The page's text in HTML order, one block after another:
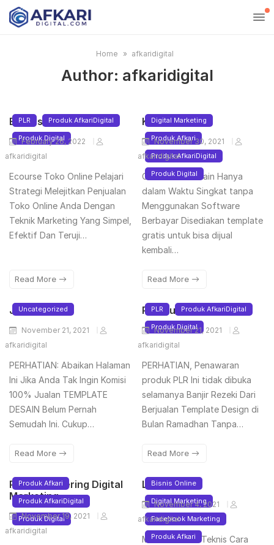
Home afkaridigital
Author: afkaridigital
PLR Produk AfkariDigital
Produk Digital
Ecourse Toko Online
February 26, 2022
afkaridigital
Ecourse Toko Online Pelajari
Strategi Melejitkan Penjualan
Toko Online Anda Dengan
Teknik Marketing Yang Simpel,
Efektif Dan Teruji…
Read More
Digital Marketing
Produk Afkari
Produk AfkariDigital
Produk Digital
Kelas Canva
November 30, 2021
afkaridigital
Cara Mahir Desain Hanya
dalam Waktu Singkat tanpa
Menggunakan Software
Berbayar Disediakan template
gratis untuk bisa dijual
kembali…
Read More
Uncategorized
Jual PPT
November 21, 2021
afkaridigital
PERHATIAN: Abaikan Halaman
Ini Jika Anda Tak Ingin Komisi
100% Jualan TEMPLATE
DESAIN Belum Pernah
Semudah Ini. Cukup…
Read More
PLR Produk AfkariDigital
Produk Digital
PLR Nuzula
November 21, 2021
afkaridigital
PERHATIAN, Penawaran
produk PLR Ini tidak dibuka
selamanya Banjir Rezeki Dari
Berjualan Template Design di
Bulan Ramadhan Tanpa…
Read More
Produk Afkari
Produk AfkariDigital
Produk Digital
Paket Mastering Digital
Marketing
November 19, 2021
afkaridigital
Bisnis Online
Digital Marketing
Facebook Marketing
Produk Afkari
Lead FB
November 4, 2021
afkaridigital
Miliki Panduan Teknis Cara